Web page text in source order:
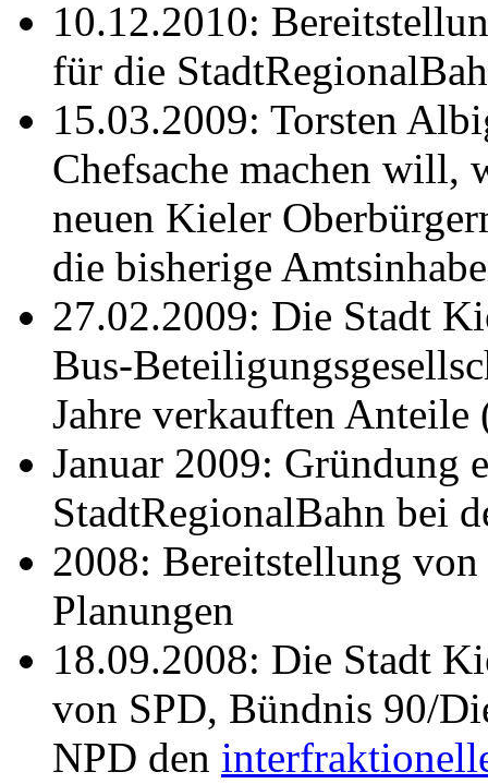
10.12.2010:
für die
15.03.2009: Torsten
Chefsache machen will,
neuen Kieler
die bisherige
27.02.2009: Die Stadt
Bus-
Jahre verkauften
Januar 2009: Gründung
StadtRegionalBahn bei
2008: Bereitstellung
Planungen
18.09.2008: Die Stadt
von SPD, Bündnis 90/
NPD den